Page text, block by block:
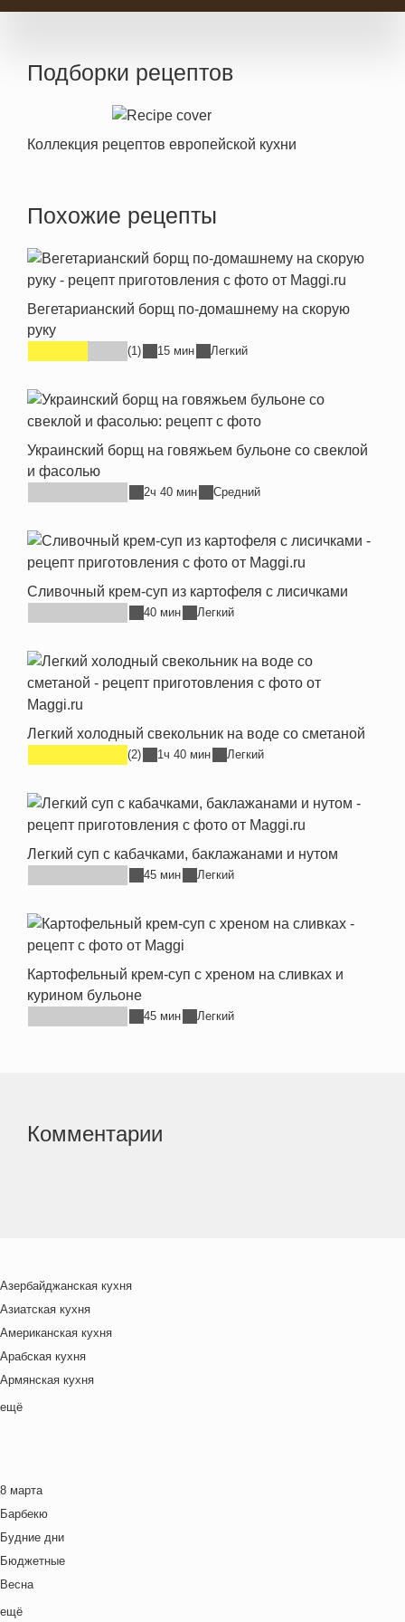
Подборки рецептов
Коллекция рецептов европейской кухни
Похожие рецепты
Вегетарианский борщ по-домашнему на скорую
руку
(1) 15 мин Легкий
Украинский борщ на говяжьем бульоне со свеклой
и фасолью
2ч 40 мин Средний
Сливочный крем-суп из картофеля с лисичками
40 мин Легкий
Легкий холодный свекольник на воде со сметаной
(2) 1ч 40 мин Легкий
Легкий суп с кабачками, баклажанами и нутом
45 мин Легкий
Картофельный крем-суп с хреном на сливках и
курином бульоне
45 мин Легкий
Комментарии
Азербайджанская кухня
Азиатская кухня
Американская кухня
Арабская кухня
Армянская кухня
Белорусская
Венгерская кухня
Греческая кухня
Грузинская кухня
Еврейская кухня
Европейская кухня
Индийская кухня
ещё
8 марта
Барбекю
Будние дни
Бюджетные
Весна
Выходные дни
ещё